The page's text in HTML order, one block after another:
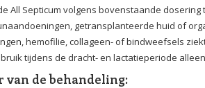
All Septicum volgens bovenstaande
getransplanteerde huid of
hemofilie, collageen- of bindweefsels
tijdens de dracht- en lactatieperiode
van de behandeling: